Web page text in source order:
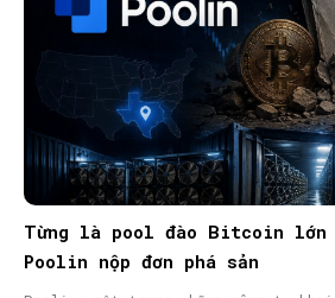
Từng là pool đào Bitcoin
Poolin nộp đơn phá sản